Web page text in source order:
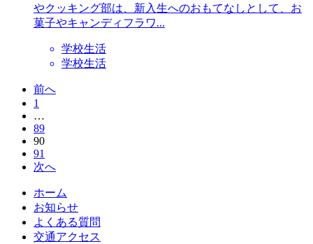
やクッキング部は、新入生へのおもてなしとして、お
菓子やキャンディフラワ...
学校生活
学校生活
前へ
1
…
89
90
91
次へ
ホーム
お知らせ
よくある質問
交通アクセス